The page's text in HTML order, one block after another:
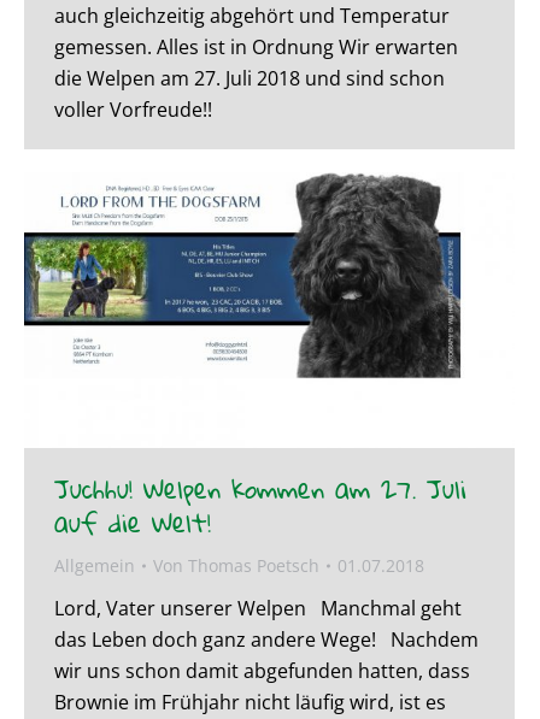
auch gleichzeitig abgehört und Temperatur
gemessen. Alles ist in Ordnung Wir erwarten
die Welpen am 27. Juli 2018 und sind schon
voller Vorfreude!!
Juchhu! Welpen kommen am 27. Juli
auf die Welt!
Allgemein Von Thomas Poetsch 01.07.2018
Lord, Vater unserer Welpen Manchmal geht
das Leben doch ganz andere Wege! Nachdem
wir uns schon damit abgefunden hatten, dass
Brownie im Frühjahr nicht läufig wird, ist es